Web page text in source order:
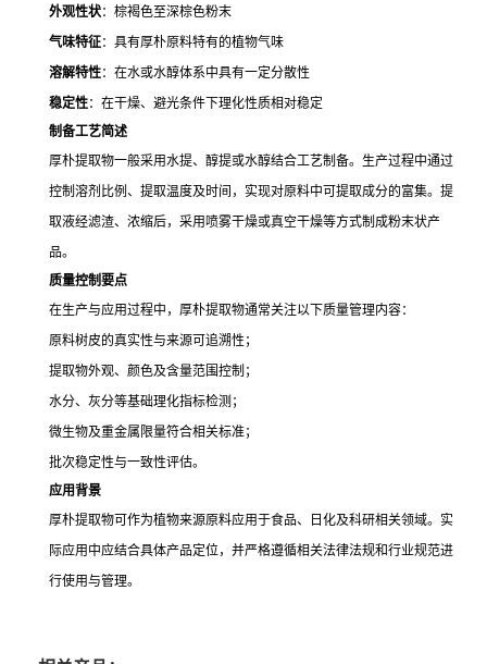
外观性状：棕褐色至深棕色粉末
气味特征：具有厚朴原料特有的植物气味
溶解特性：在水或水醇体系中具有一定分散性
稳定性：在干燥、避光条件下理化性质相对稳定
制备工艺简述
厚朴提取物一般采用水提、醇提或水醇结合工艺制备。生产过程中通过
控制溶剂比例、提取温度及时间，实现对原料中可提取成分的富集。提
取液经滤渣、浓缩后，采用喷雾干燥或真空干燥等方式制成粉末状产
品。
质量控制要点
在生产与应用过程中，厚朴提取物通常关注以下质量管理内容：
原料树皮的真实性与来源可追溯性；
提取物外观、颜色及含量范围控制；
水分、灰分等基础理化指标检测；
微生物及重金属限量符合相关标准；
批次稳定性与一致性评估。
应用背景
厚朴提取物可作为植物来源原料应用于食品、日化及科研相关领域。实
际应用中应结合具体产品定位，并严格遵循相关法律法规和行业规范进
行使用与管理。